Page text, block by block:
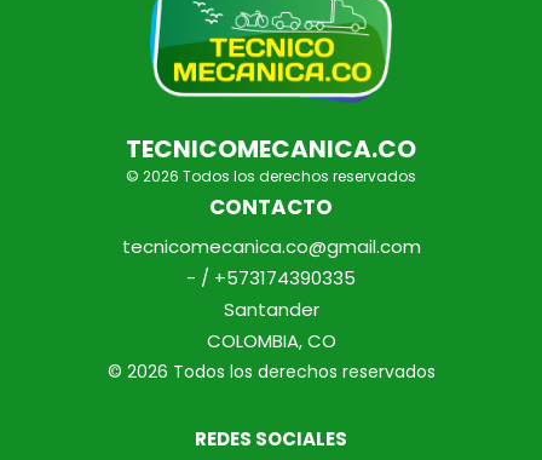
TECNICOMECANICA.CO
© 2026 Todos los derechos reservados
CONTACTO
tecnicomecanica.co@gmail.com
- / +573174390335
Santander
COLOMBIA, CO
© 2026 Todos los derechos reservados
REDES SOCIALES